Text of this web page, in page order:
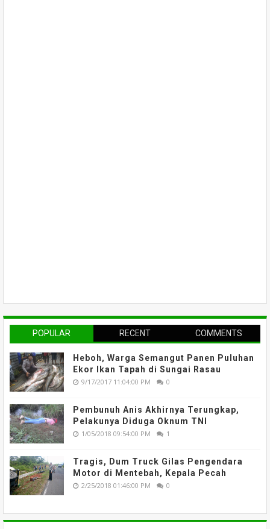
POPULAR RECENT COMMENTS
Heboh, Warga Semangut Panen Puluhan
Ekor Ikan Tapah di Sungai Rasau
9/17/2017 11:04:00 PM 0
Pembunuh Anis Akhirnya Terungkap,
Pelakunya Diduga Oknum TNI
1/05/2018 09:54:00 PM 1
Tragis, Dum Truck Gilas Pengendara
Motor di Mentebah, Kepala Pecah
2/25/2018 01:46:00 PM 0